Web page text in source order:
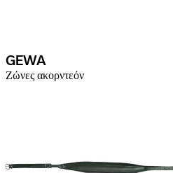
GEWA
Ζώνες ακορντεόν